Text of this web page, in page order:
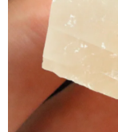
KRYSTALY
ČLÁNKY
NALEZIŠTĚ